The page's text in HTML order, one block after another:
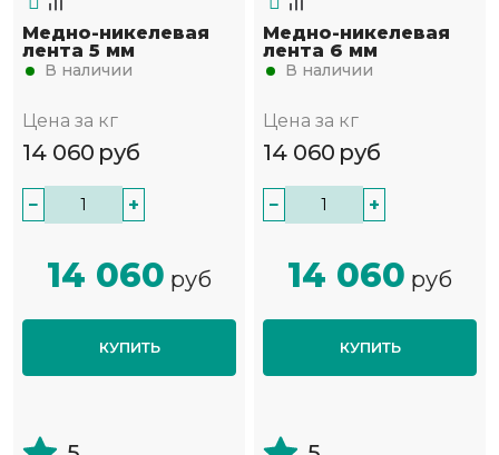
Медно-никелевая
лента 5 мм
В наличии
Цена за кг
14 060 руб
− +
14 060 руб
КУПИТЬ
Медно-никелевая
лента 6 мм
В наличии
Цена за кг
14 060 руб
− +
14 060 руб
КУПИТЬ